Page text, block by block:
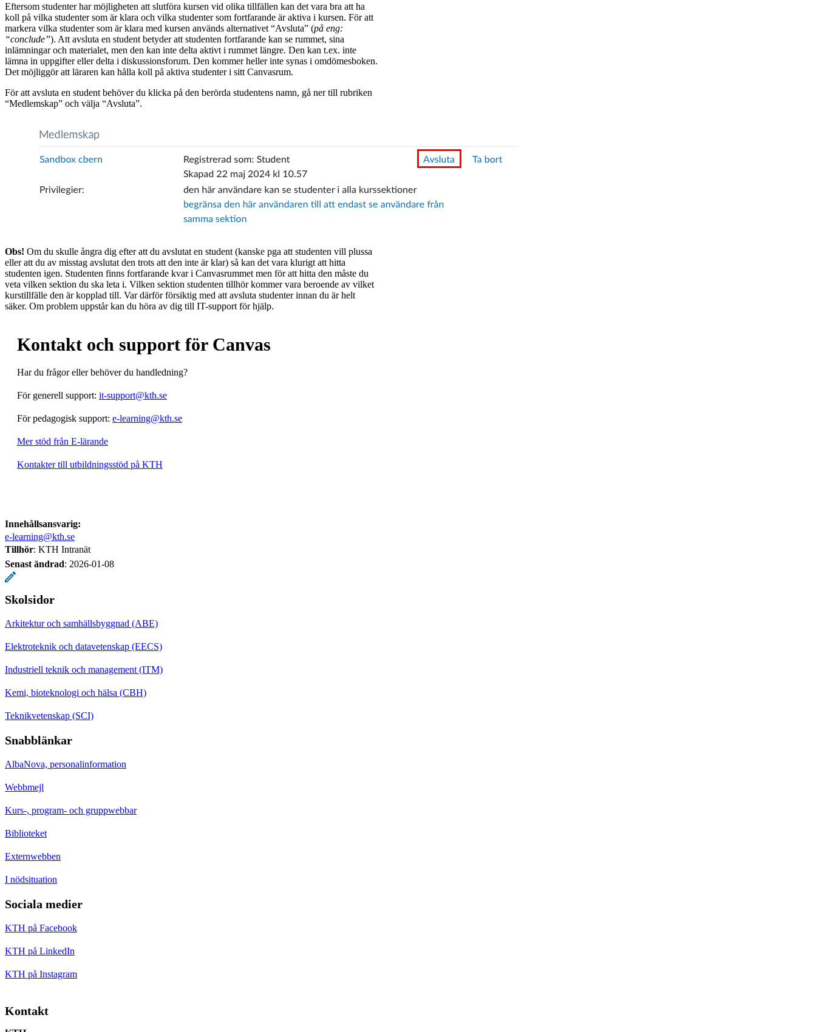
Eftersom studenter har möjligheten att slutföra kursen vid olika tillfällen kan det vara bra att ha
koll på vilka studenter som är klara och vilka studenter som fortfarande är aktiva i kursen. För att
markera vilka studenter som är klara med kursen används alternativet “Avsluta” (på eng:
“conclude”). Att avsluta en student betyder att studenten fortfarande kan se rummet, sina
inlämningar och materialet, men den kan inte delta aktivt i rummet längre. Den kan t.ex. inte
lämna in uppgifter eller delta i diskussionsforum. Den kommer heller inte synas i omdömesboken.
Det möjliggör att läraren kan hålla koll på aktiva studenter i sitt Canvasrum.
För att avsluta en student behöver du klicka på den berörda studentens namn, gå ner till rubriken
“Medlemskap” och välja “Avsluta”.
Obs! Om du skulle ångra dig efter att du avslutat en student (kanske pga att studenten vill plussa
eller att du av misstag avslutat den trots att den inte är klar) så kan det vara klurigt att hitta
studenten igen. Studenten finns fortfarande kvar i Canvasrummet men för att hitta den måste du
veta vilken sektion du ska leta i. Vilken sektion studenten tillhör kommer vara beroende av vilket
kurstillfälle den är kopplad till. Var därför försiktig med att avsluta studenter innan du är helt
säker. Om problem uppstår kan du höra av dig till IT-support för hjälp.
Kontakt och support för Canvas
Har du frågor eller behöver du handledning?
För generell support: it-support@kth.se
För pedagogisk support: e-learning@kth.se
Mer stöd från E-lärande
Kontakter till utbildningsstöd på KTH
Innehållsansvarig:
e-learning@kth.se
Tillhör: KTH Intranät
Senast ändrad: 2026-01-08
Skolsidor
Arkitektur och samhällsbyggnad (ABE)
Elektroteknik och datavetenskap (EECS)
Industriell teknik och management (ITM)
Kemi, bioteknologi och hälsa (CBH)
Teknikvetenskap (SCI)
Snabblänkar
AlbaNova, personalinformation
Webbmejl
Kurs-, program- och gruppwebbar
Biblioteket
Externwebben
I nödsituation
Sociala medier
KTH på Facebook
KTH på LinkedIn
KTH på Instagram
Kontakt